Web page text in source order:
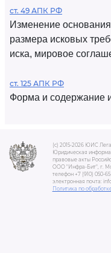
ст. 49 АПК РФ
Изменение
размера исковых
иска, мировое
ст. 125 АПК РФ
Форма и содержание
(c) 2015-2026 ЮИС
Юридическая
правовые акты
ООО "Инфра-Бит", г.
телефон +7 (910) 050-
электронная почта:
Политика по